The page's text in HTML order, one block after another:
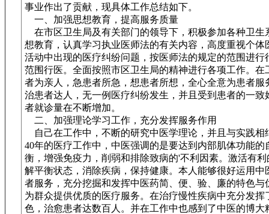
事业作出了贡献，现具体工作总结如下。
一、加强思想教育，提高服务质量
在市区卫生局及有关部门的领导下，积极参加各种卫生
想教育，认真学习执业医师法的有关内容，高度重视个体
活动中出现的医疗纠纷问题，按医师法的规定的范围进行
范围行医。全面按照市区卫生局的精神进行各项工作。在
者为亲人，急患者所急，想患者所想，全心全意为患者服
治患者达人，无一例医疗纠纷发生，并且受到患者的一致
者就诊量在不断增加。
二、加强理论学习工作，充分发挥服务作用
自己在工作中，不断的研究中医学理论，并且与实践相
40年的医疗工作中，中医强调的是要达到内部肌体功能的
衡，增强免疫力，削弱和排除致病的'不利因素。激活有
解平衡状态，消除疾病，保持健康。本人能够很好运用中
者服务，充分挖掘和发挥中医药简、便、验、廉的特色与
为群众提供优质的医疗服务。在治疗慢性疾病中充分发挥
色，治愈患者达数百人。并在工作中也感到了中医的博大